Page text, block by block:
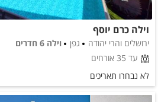
וילה כרם יוסף
ירושלים והרי יהודה גפן
וילה 6 חדרים
עד 35 אורחים
לא נבחרו תאריכים